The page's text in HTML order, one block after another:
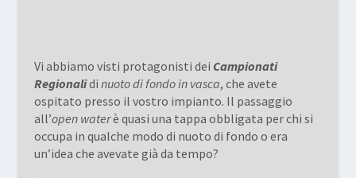
Vi abbiamo visti protagonisti dei Campionati
Regionalidi nuoto di fondo in vasca, che avete
ospitato presso il vostro impianto. Il passaggio
all’open waterè quasi una tappa obbligata per chi si
occupa in qualche modo di nuoto di fondo o era
un’idea che avevate già da tempo?